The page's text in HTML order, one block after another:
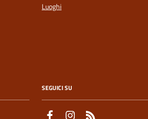
Luoghi
SEGUICI SU
Facebook Instagram